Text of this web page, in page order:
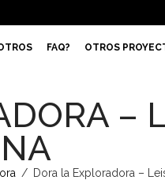
FAQ? OTROS
–
/ Dora la Exploradora –